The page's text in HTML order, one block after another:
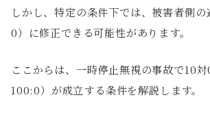
しかし、特定の条件下では、被害者側
0）に修正できる可能性があります。
ここからは、一時停止無視の事故で10
100:0）が成立する条件を解説します。